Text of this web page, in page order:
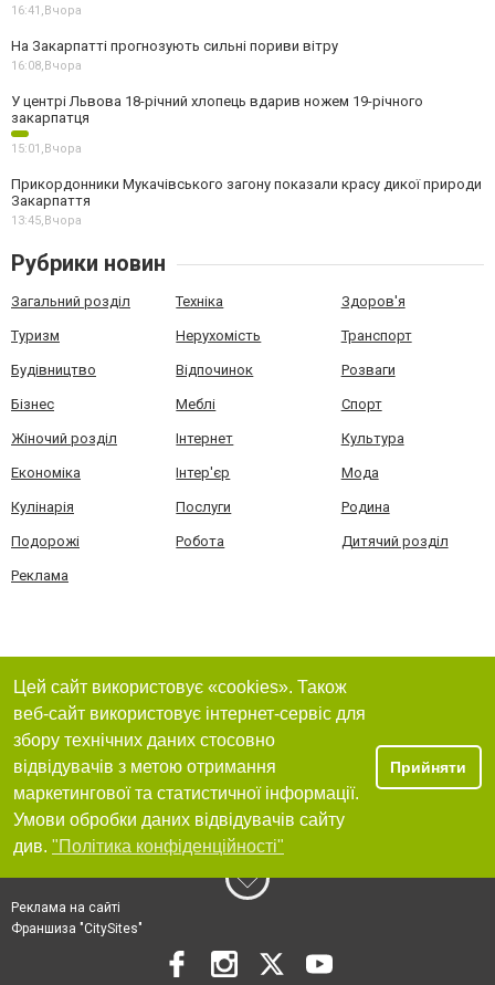
16:41,Вчора
На Закарпатті прогнозують сильні пориви вітру
16:08,Вчора
У центрі Львова 18-річний хлопець вдарив ножем 19-річного
закарпатця
15:01,Вчора
Прикордонники Мукачівського загону показали красу дикої природи
Закарпаття
13:45,Вчора
Рубрики новин
Загальний розділ Техніка Здоров'я
Туризм Нерухомість Транспорт
Будівництво Відпочинок Розваги
Бізнес Меблі Спорт
Жіночий розділ Інтернет Культура
Економіка Інтер'єр Мода
Кулінарія Послуги Родина
Подорожі Робота Дитячий розділ
Реклама
Цей сайт використовує «cookies». Також
веб-сайт використовує інтернет-сервіс для
збору технічних даних стосовно
відвідувачів з метою отримання
маркетингової та статистичної інформації.
Умови обробки даних відвідувачів сайту
див. "Політика конфіденційності"
Прийняти
Реклама на сайті
Франшиза "CitySites"